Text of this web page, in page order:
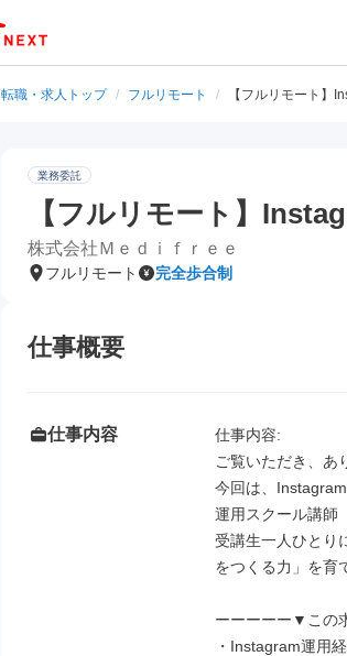
転職・求人トップ / フルリモート / 【フルリモート】
業務委託
【フルリモート】
株式会社Ｍｅｄｉｆｒｅｅ
フルリモート 完全歩合制
仕事概要
仕事内容
仕事内容:
ご覧いただき、あ
今回は、
運用スクール講師
受講生一人ひとり
をつくる力」を育
ーーーーー▼この
・Instagram運用